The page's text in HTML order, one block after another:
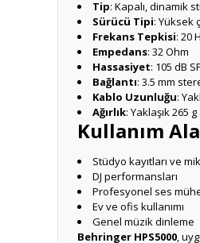
Tip: Kapalı, dinamik
Sürücü Tipi: Yüksek
Frekans Tepkisi: 20
Empedans: 32 Ohm
Hassasiyet: 105 dB
Bağlantı: 3.5 mm
Kablo Uzunluğu:
Ağırlık: Yaklaşık 265 g
Kullanım
Stüdyo kayıtları ve
DJ performansları
Profesyonel ses
Ev ve ofis kullanımı
Genel müzik dinleme
Behringer HPS5000,